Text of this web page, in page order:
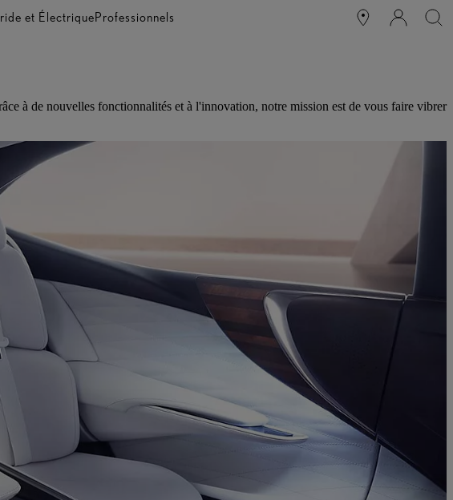
et ÉlectriqueProfessionnels
à de nouvelles fonctionnalités et à l'innovation, notre mission est de vous faire vibrer